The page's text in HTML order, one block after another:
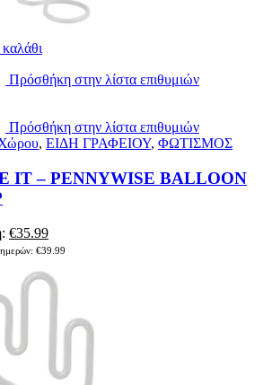
Πρόσθήκη στην λίστα επιθυμιών
Πρόσθήκη στην λίστα επιθυμιών
, ΕΙΔΗ ΓΡΑΦΕΙΟΥ, ΦΩΤΙΣΜΟΣ
IT – PENNYWISE BALLOON
€35.99
€39.99